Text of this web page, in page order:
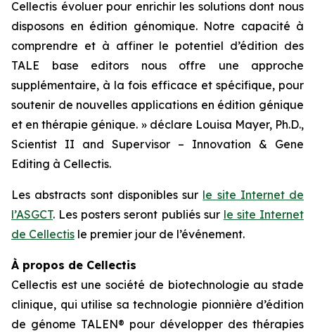
Cellectis évoluer pour enrichir les solutions dont nous
disposons en édition génomique. Notre capacité à
comprendre et à affiner le potentiel d’édition des
TALE base editors nous offre une approche
supplémentaire, à la fois efficace et spécifique, pour
soutenir de nouvelles applications en édition génique
et en thérapie génique. » déclare Louisa Mayer, Ph.D.,
Scientist II and Supervisor – Innovation & Gene
Editing à Cellectis.
Les abstracts sont disponibles sur le site Internet de
l’ASGCT. Les posters seront publiés sur le site Internet
de Cellectis le premier jour de l’événement.
À propos de Cellectis
Cellectis est une société de biotechnologie au stade
clinique, qui utilise sa technologie pionnière d’édition
de génome TALEN® pour développer des thérapies